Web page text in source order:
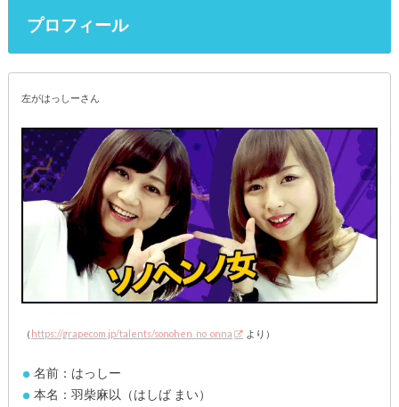
プロフィール
左がはっしーさん
（ https://grapecom.jp/talents/sonohen_no_onna より）
名前：はっしー
本名：羽柴麻以（はしば まい）